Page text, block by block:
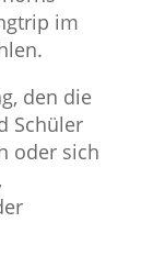
im
den die
Schüler
oder sich